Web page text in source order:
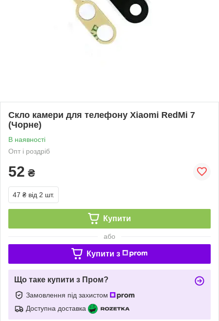
Скло камери для телефону Xiaomi RedMi 7
(Чорне)
В наявності
Опт і роздріб
52 ₴
47 ₴ від 2 шт.
Купити
або
Купити з
Що таке купити з Пром?
Замовлення під захистом
Доступна доставка